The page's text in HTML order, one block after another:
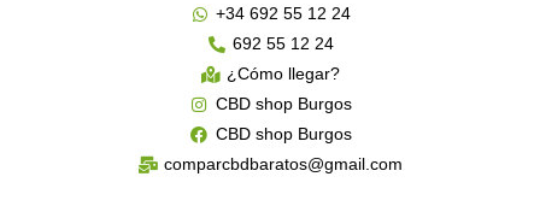
+34 692 55 12 24
692 55 12 24
¿Cómo llegar?
CBD shop Burgos
CBD shop Burgos
comparcbdbaratos@gmail.com